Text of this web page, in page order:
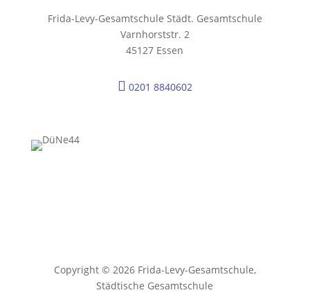
Frida-Levy-Gesamtschule Städt. Gesamtschule
Varnhorststr. 2
45127 Essen
 0201 8840602
Copyright © 2026 Frida-Levy-Gesamtschule,
Städtische Gesamtschule